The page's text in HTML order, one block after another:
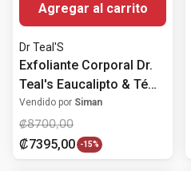
Agregar al carrito
Dr Teal'S
Exfoliante Corporal Dr.
Teal's Eaucalipto & Té
Verde 443 ml
Vendido por Siman
₡8700,00
₡7395,00 -15%